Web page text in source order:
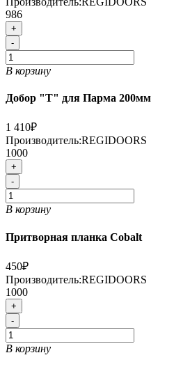
986
+
-
В корзину
Добор "Т" для Парма 200мм
1 410₽
Производитель:REGIDOORS
1000
+
-
В корзину
Притворная планка Cobalt
450₽
Производитель:REGIDOORS
1000
+
-
В корзину